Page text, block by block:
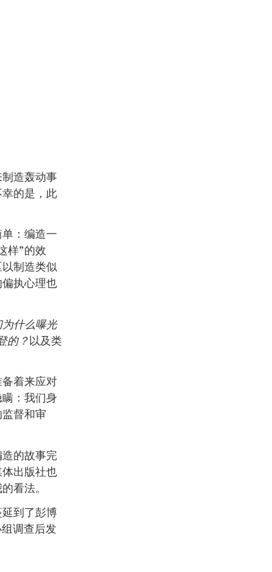
造轰动事
的是，此
：编造一
样”的效
制造类似
执心理也
什么曝光
的？以及类
着来应对
：我们身
督和审
的故事完
出版社也
看法。
到了彭博
调查后发